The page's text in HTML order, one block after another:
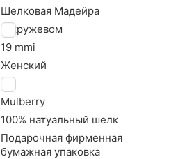
Шелковая Мадейра
С кружевом
19 mmi
Женский
L
Mulberry
100% натуальный шелк
Подарочная фирменная
бумажная упаковка